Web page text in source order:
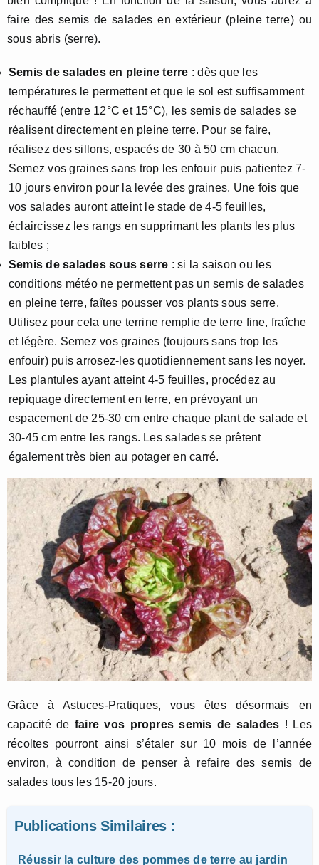
faire des semis de salades en extérieur (pleine terre) ou
sous abris (serre).
Semis de salades en pleine terre : dès que les
températures le permettent et que le sol est suffisamment
réchauffé (entre 12°C et 15°C), les semis de salades se
réalisent directement en pleine terre. Pour se faire,
réalisez des sillons, espacés de 30 à 50 cm chacun.
Semez vos graines sans trop les enfouir puis patientez 7-
10 jours environ pour la levée des graines. Une fois que
vos salades auront atteint le stade de 4-5 feuilles,
éclaircissez les rangs en supprimant les plants les plus
faibles ;
Semis de salades sous serre : si la saison ou les
conditions météo ne permettent pas un semis de salades
en pleine terre, faîtes pousser vos plants sous serre.
Utilisez pour cela une terrine remplie de terre fine, fraîche
et légère. Semez vos graines (toujours sans trop les
enfouir) puis arrosez-les quotidiennement sans les noyer.
Les plantules ayant atteint 4-5 feuilles, procédez au
repiquage directement en terre, en prévoyant un
espacement de 25-30 cm entre chaque plant de salade et
30-45 cm entre les rangs. Les salades se prêtent
également très bien au potager en carré.
Grâce à Astuces-Pratiques, vous êtes désormais en
capacité de faire vos propres semis de salades ! Les
récoltes pourront ainsi s’étaler sur 10 mois de l’année
environ, à condition de penser à refaire des semis de
salades tous les 15-20 jours.
Publications Similaires :
Réussir la culture des pommes de terre au jardin